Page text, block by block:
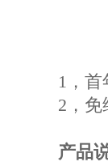
1，首
2，免
产品